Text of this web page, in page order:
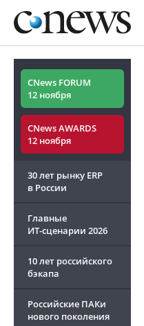
CNews FORUM
12 ноября
CNews AWARDS
12 ноября
30 лет рынку ERP
в России
Главные
ИТ-сценарии 2026
10 лет российского
бэкапа
Российские ПАКи
нового поколения